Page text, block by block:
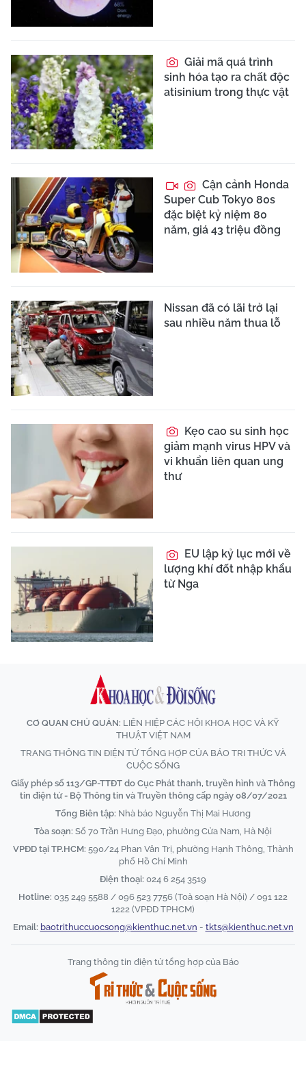
Giải mã quá trình
sinh hóa tạo ra chất độc
atisinium trong thực vật
Cận cảnh Honda
Super Cub Tokyo 80s
đặc biệt kỷ niệm 80
năm, giá 43 triệu đồng
Nissan đã có lãi trở lại
sau nhiều năm thua lỗ
Kẹo cao su sinh học
giảm mạnh virus HPV và
vi khuẩn liên quan ung
thư
EU lập kỷ lục mới về
lượng khí đốt nhập khẩu
từ Nga
CƠ QUAN CHỦ QUẢN: LIÊN HIỆP CÁC HỘI KHOA HỌC VÀ KỸ
THUẬT VIỆT NAM
TRANG THÔNG TIN ĐIỆN TỬ TỔNG HỢP CỦA BÁO TRI THỨC VÀ
CUỘC SỐNG
Giấy phép số 113/GP-TTĐT do Cục Phát thanh, truyền hình và Thông
tin điện tử - Bộ Thông tin và Truyền thông cấp ngày 08/07/2021
Tổng Biên tập: Nhà báo Nguyễn Thị Mai Hương
Tòa soạn: Số 70 Trần Hưng Đạo, phường Cửa Nam, Hà Nội
VPĐD tại TP.HCM: 590/24 Phan Văn Trị, phường Hạnh Thông, Thành
phố Hồ Chí Minh
Điện thoại: 024 6 254 3519
Hotline: 035 249 5588 / 096 523 7756 (Toà soạn Hà Nội) / 091 122
1222 (VPĐD TPHCM)
Email: baotrithuccuocsong@kienthuc.net.vn - tkts@kienthuc.net.vn
Trang thông tin điện tử tổng hợp của Báo